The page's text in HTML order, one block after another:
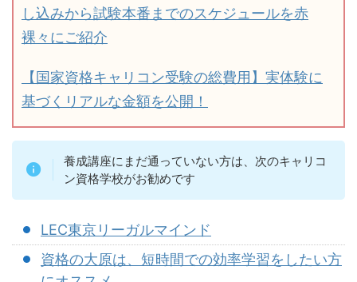
し込みから試験本番までのスケジュールを赤
裸々にご紹介
【国家資格キャリコン受験の総費用】実体験に
基づくリアルな金額を公開！
養成講座にまだ通っていない方は、次のキャリコ
ン資格学校がお勧めです
LEC東京リーガルマインド
資格の大原は、短時間での効率学習をしたい方